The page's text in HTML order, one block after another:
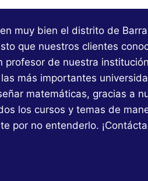
muy bien el distrito de
que nuestros clientes
profesor de nuestra
más importantes
matemáticas, gracias a
los cursos y temas de
por no entenderlo.